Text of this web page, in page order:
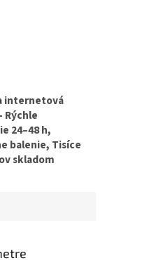
internetová
Rýchle
24–48 h,
balenie, Tisíce
skladom